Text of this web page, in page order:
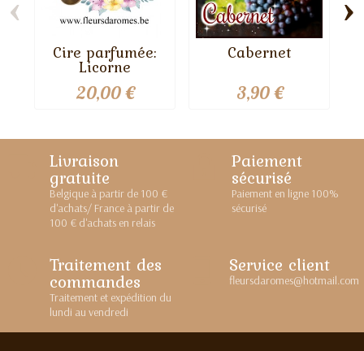
Cire parfumée:
Licorne
20,00 €
Cabernet
3,90 €
Livraison
gratuite
Belgique à partir de 100 €
d'achats/ France à partir de
100 € d'achats en relais
Paiement
sécurisé
Paiement en ligne 100%
sécurisé
Traitement des
commandes
Traitement et expédition du
lundi au vendredi
Service client
fleursdaromes@hotmail.com